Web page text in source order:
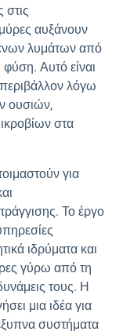
στις
αυξάνουν
λυμάτων από
Αυτό είναι
λόγω
ουσιών,
στα
για
Το έργο
ιδρύματα και
γύρω από τη
τους. Η
μια ιδέα για
συστήματα